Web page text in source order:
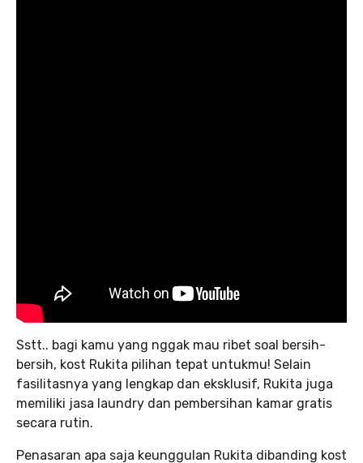
Sstt.. bagi kamu yang nggak mau ribet soal bersih-
bersih, kost Rukita pilihan tepat untukmu! Selain
fasilitasnya yang lengkap dan eksklusif, Rukita juga
memiliki jasa laundry dan pembersihan kamar gratis
secara rutin.
Penasaran apa saja keunggulan Rukita dibanding kost